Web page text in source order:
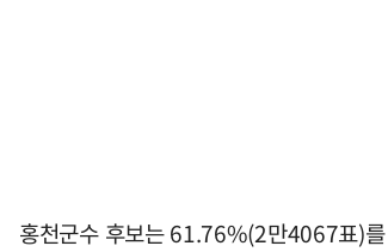
홍천군수 후보는 61.76%(2만4067표)